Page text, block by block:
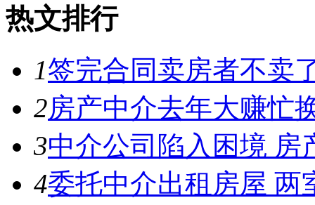
热文排行
1签完合同卖房者不卖
2房产中介去年大赚忙
3中介公司陷入困境 房
4委托中介出租房屋 两